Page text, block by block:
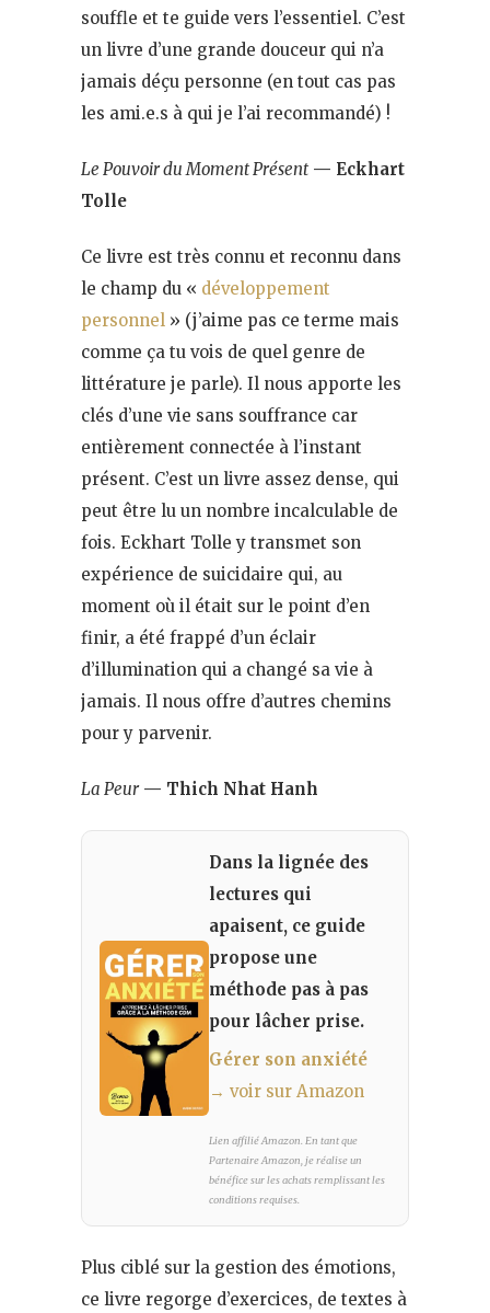
souffle et te guide vers l’essentiel. C’est
un livre d’une grande douceur qui n’a
jamais déçu personne (en tout cas pas
les ami.e.s à qui je l’ai recommandé) !
Le Pouvoir du Moment Présent — Eckhart
Tolle
Ce livre est très connu et reconnu dans
le champ du « développement
personnel » (j’aime pas ce terme mais
comme ça tu vois de quel genre de
littérature je parle). Il nous apporte les
clés d’une vie sans souffrance car
entièrement connectée à l’instant
présent. C’est un livre assez dense, qui
peut être lu un nombre incalculable de
fois. Eckhart Tolle y transmet son
expérience de suicidaire qui, au
moment où il était sur le point d’en
finir, a été frappé d’un éclair
d’illumination qui a changé sa vie à
jamais. Il nous offre d’autres chemins
pour y parvenir.
La Peur— Thich Nhat Hanh
Dans la lignée des
lectures qui
apaisent, ce guide
propose une
méthode pas à pas
pour lâcher prise.
Gérer son anxiété
→ voir sur Amazon
Lien affilié Amazon. En tant que
Partenaire Amazon, je réalise un
bénéfice sur les achats remplissant les
conditions requises.
Plus ciblé sur la gestion des émotions,
ce livre regorge d’exercices, de textes à